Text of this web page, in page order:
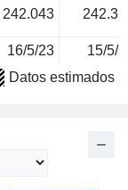
242.043
16/5/23 15/5/
Datos estimados